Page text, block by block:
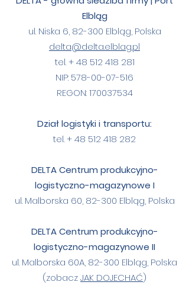
Elbląg
ul. Niska 6, 82-300 Elbląg, Polska
delta@delta.elblag.pl
tel. +48 512 418 281
NIP: 578-00-07-516
REGON:170037534
Dział logistyki i transportu:
tel. +48 512 418 282
DELTA Centrum produkcyjno-
logistyczno-magazynowe I
ul. Malborska 60, 82-300 Elbląg, Polska
DELTA Centrum produkcyjno-
logistyczno-magazynowe II
ul. Malborska 60A, 82-300 Elbląg, Polska
(zobaczJAK DOJECHAĆ)